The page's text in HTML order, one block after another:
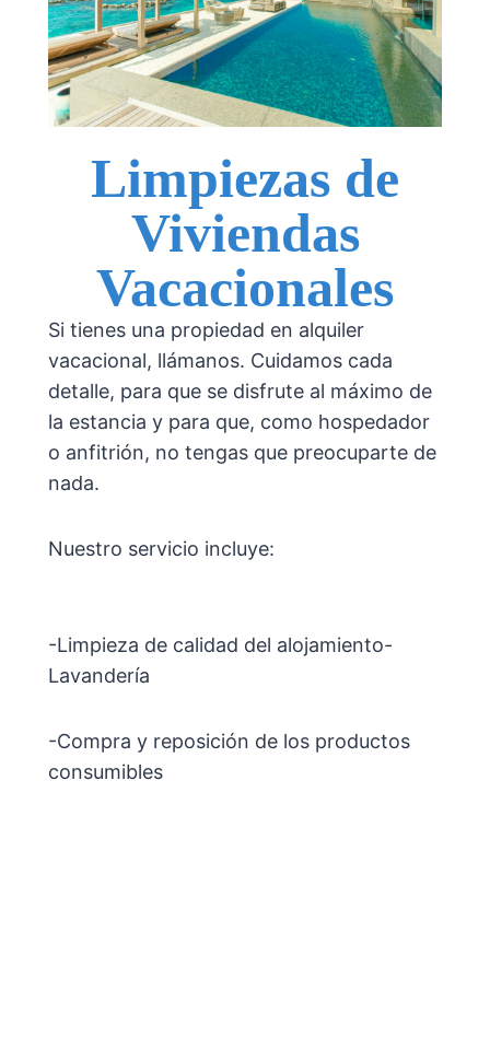
Limpiezas de
Viviendas
Vacacionales
Si tienes una propiedad en alquiler
vacacional, llámanos. Cuidamos cada
detalle, para que se disfrute al máximo de
la estancia y para que, como hospedador
o anfitrión, no tengas que preocuparte de
nada.
Nuestro servicio incluye:
-Limpieza de calidad del alojamiento-
Lavandería
-Compra y reposición de los productos
consumibles